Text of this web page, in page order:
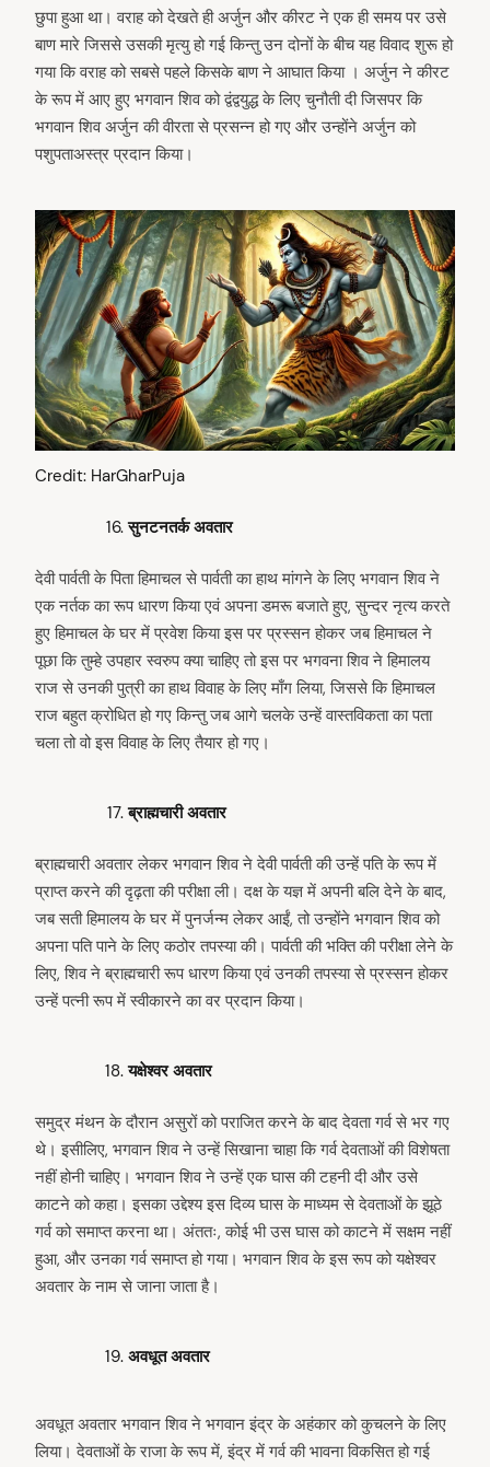
छुपा हुआ था। वराह को देखते ही अर्जुन और कीरट ने एक ही समय पर उसे
बाण मारे जिससे उसकी मृत्यु हो गई किन्तु उन दोनों के बीच यह विवाद शुरू हो
गया कि वराह को सबसे पहले किसके बाण ने आघात किया । अर्जुन ने कीरट
के रूप में आए हुए भगवान शिव को द्वंद्वयुद्ध के लिए चुनौती दी जिसपर कि
भगवान शिव अर्जुन की वीरता से प्रसन्न हो गए और उन्होंने अर्जुन को
पशुपताअस्त्र प्रदान किया।
Credit: HarGharPuja
सुनटनतर्क अवतार
देवी पार्वती के पिता हिमाचल से पार्वती का हाथ मांगने के लिए भगवान शिव ने
एक नर्तक का रूप धारण किया एवं अपना डमरू बजाते हुए, सुन्दर नृत्य करते
हुए हिमाचल के घर में प्रवेश किया इस पर प्रस्सन होकर जब हिमाचल ने
पूछा कि तुम्हे उपहार स्वरुप क्या चाहिए तो इस पर भगवना शिव ने हिमालय
राज से उनकी पुत्री का हाथ विवाह के लिए माँग लिया, जिससे कि हिमाचल
राज बहुत क्रोधित हो गए किन्तु जब आगे चलके उन्हें वास्तविकता का पता
चला तो वो इस विवाह के लिए तैयार हो गए।
ब्राह्मचारी अवतार
ब्राह्मचारी अवतार लेकर भगवान शिव ने देवी पार्वती की उन्हें पति के रूप में
प्राप्त करने की दृढ़ता की परीक्षा ली। दक्ष के यज्ञ में अपनी बलि देने के बाद,
जब सती हिमालय के घर में पुनर्जन्म लेकर आईं, तो उन्होंने भगवान शिव को
अपना पति पाने के लिए कठोर तपस्या की। पार्वती की भक्ति की परीक्षा लेने के
लिए, शिव ने ब्राह्मचारी रूप धारण किया एवं उनकी तपस्या से प्रस्सन होकर
उन्हें पत्नी रूप में स्वीकारने का वर प्रदान किया।
यक्षेश्वर अवतार
समुद्र मंथन के दौरान असुरों को पराजित करने के बाद देवता गर्व से भर गए
थे। इसीलिए, भगवान शिव ने उन्हें सिखाना चाहा कि गर्व देवताओं की विशेषता
नहीं होनी चाहिए। भगवान शिव ने उन्हें एक घास की टहनी दी और उसे
काटने को कहा। इसका उद्देश्य इस दिव्य घास के माध्यम से देवताओं के झूठे
गर्व को समाप्त करना था। अंततः, कोई भी उस घास को काटने में सक्षम नहीं
हुआ, और उनका गर्व समाप्त हो गया। भगवान शिव के इस रूप को यक्षेश्वर
अवतार के नाम से जाना जाता है।
अवधूत अवतार
अवधूत अवतार भगवान शिव ने भगवान इंद्र के अहंकार को कुचलने के लिए
लिया। देवताओं के राजा के रूप में, इंद्र में गर्व की भावना विकसित हो गई